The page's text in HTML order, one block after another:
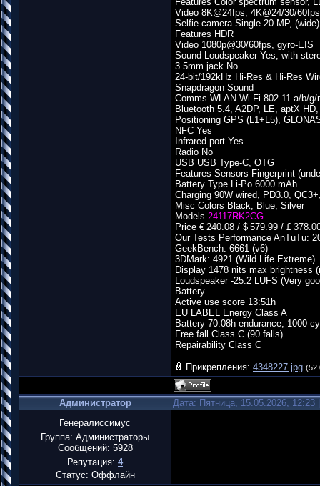
Video 8K@24fps, 4K@24/30/
Selfie camera Single 20 MP, (wide)
Features HDR
Video 1080p@30/60fps, gyro-EIS
Sound Loudspeaker Yes, with
3.5mm jack No
24-bit/192kHz Hi-Res & Hi-Res
Snapdragon Sound
Comms WLAN Wi-Fi 802.11 a/b/
Bluetooth 5.4, A2DP, LE, aptX
Positioning GPS (L1+L5),
NFC Yes
Infrared port Yes
Radio No
USB USB Type-C, OTG
Features Sensors Fingerprint
Battery Type Li-Po 6000 mAh
Charging 90W wired, PD3.0,
Misc Colors Black, Blue, Silver
Models 24117RK2CG
Price € 240.08 / $ 579.99 / £
Our Tests Performance AnTuTu:
GeekBench: 6661 (v6)
3DMark: 4921 (Wild Life Extreme)
Display 1478 nits max brightness
Loudspeaker -25.2 LUFS (Very
Battery
Active use score 13:51h
EU LABEL Energy Class A
Battery 70:08h endurance, 1000
Free fall Class C (90 falls)
Repairability Class C
Прикрепления: 4348227.jpg
Администратор
Дата: Пятница, 15.05.2026,
Генералиссимус
Группа: Администраторы
Сообщений: 5928
Репутация: 4
Статус: Оффлайн